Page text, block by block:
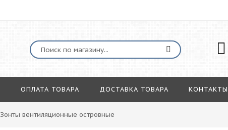
ОПЛАТА ТОВАРА ДОСТАВКА ТОВАРА КОНТАКТЫ
Зонты вентиляционные островные